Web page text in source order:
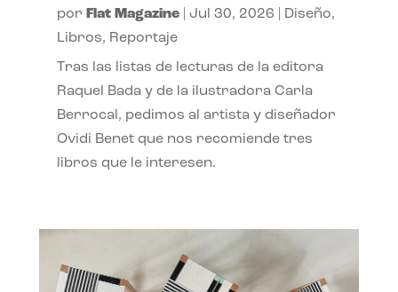
por Flat Magazine| Jul 30, 2026 Diseño,
Libros, Reportaje
Tras las listas de lecturas de la editora
Raquel Bada y de la ilustradora Carla
Berrocal, pedimos al artista y diseñador
Ovidi Benet que nos recomiende tres
libros que le interesen.